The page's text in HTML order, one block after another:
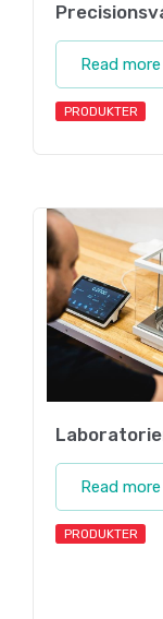
Read more
PRODUKTER
Read more
PRODUKTER